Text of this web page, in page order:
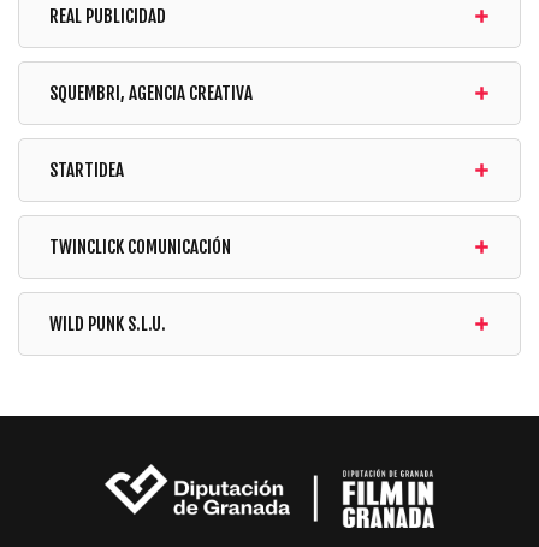
REAL PUBLICIDAD
SQUEMBRI, AGENCIA CREATIVA
STARTIDEA
TWINCLICK COMUNICACIÓN
WILD PUNK S.L.U.